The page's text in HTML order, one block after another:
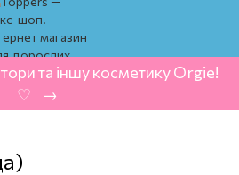
та іншу косметику Orgie!
‍ ♡ ‍ → ‍